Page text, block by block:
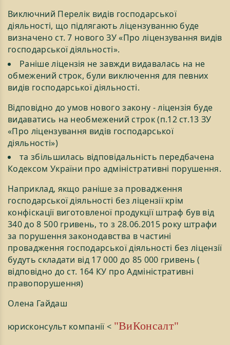
Виключний Перелік видів господарської
діяльності, що підлягають ліцензуванню буде
визначено ст. 7 нового ЗУ «Про ліцензування видів
господарської діяльності».
Раніше ліцензія не завжди видавалась на не
обмежений строк, були виключення для певних
видів господарської діяльності.
Відповідно до умов нового закону - ліцензія буде
видаватись на необмежений строк (п.12 ст.13 ЗУ
«Про ліцензування видів господарської
діяльності»)
та збільшилась відповідальність передбачена
Кодексом України про адміністративні порушення.
Наприклад, якщо раніше за провадження
господарської діяльності без ліцензії крім
конфіскації виготовленої продукції штраф був від
340 до 8 500 гривень, то з 28.06.2015 року штрафи
за порушення законодавства в частині
провадження господарської діяльності без ліцензії
будуть складати від 17 000 до 85 000 гривень (
відповідно до ст. 164 КУ про Адміністративні
правопорушення)
Олена Гайдаш
юрисконсульт компанії < "ВиКонсалт"